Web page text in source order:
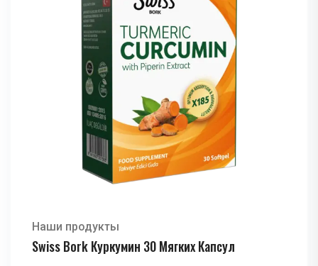
Наши продукты
Swiss Bork Куркумин 30 Мягких Капсул